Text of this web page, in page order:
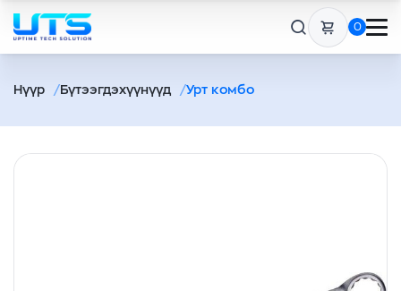
0
Нүүр Бүтээгдэхүүнүүд Урт комбо